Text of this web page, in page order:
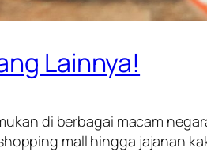
Lainnya!
di berbagai macam
mall hingga jajanan